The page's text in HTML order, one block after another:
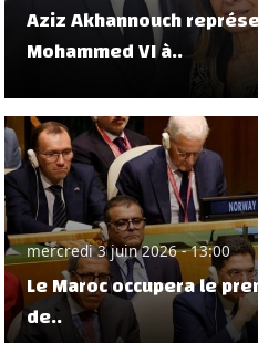
Aziz Akhannouch
Mohammed VI à..
mercredi 3 juin 2026 - 13:00
Le Maroc occupera le
de..